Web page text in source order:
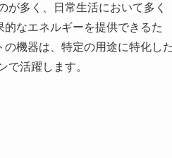
が多く、日常生活において多く
なエネルギーを提供できるた
機器は、特定の用途に特化した
活躍します。